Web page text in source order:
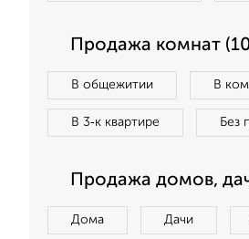
Продажа комнат
В общежитии В
В 3‑к квартире Без
Продажа домов,
Дома Дачи